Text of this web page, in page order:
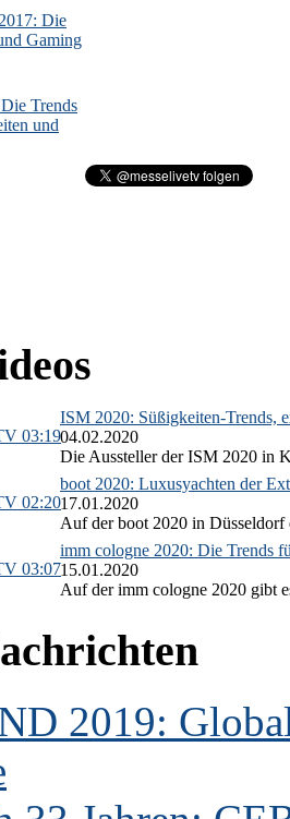
Die
Gaming
Trends
und
03:19
ISM 2020: Süßigkeiten-Trends,
04.02.2020
Die Aussteller der ISM 2020 in
02:20
boot 2020: Luxusyachten der
17.01.2020
Auf der boot 2020 in Düsseldorf
03:07
imm cologne 2020: Die Trends
15.01.2020
Auf der imm cologne 2020 gibt
2019: